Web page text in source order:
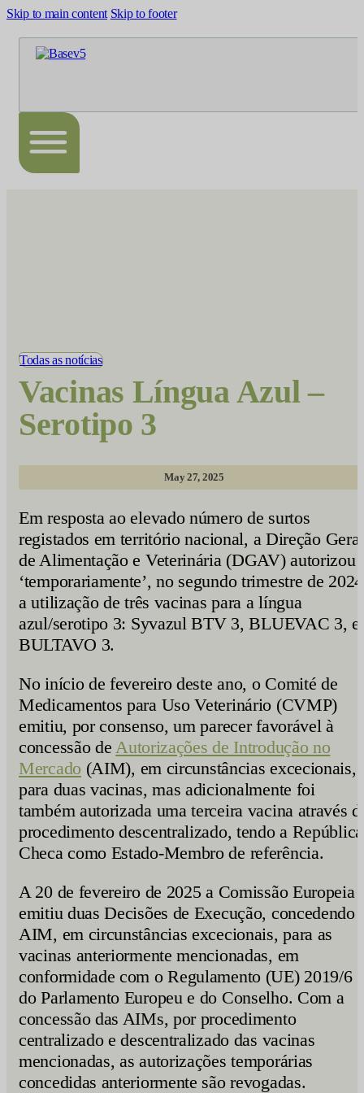
Skip to main content Skip to footer
Todas as notícias
Vacinas Língua Azul –
Serotipo 3
May 27, 2025
Em resposta ao elevado número de surtos
registados em território nacional, a Direção Geral
de Alimentação e Veterinária (DGAV) autorizou
‘temporariamente’, no segundo trimestre de
a utilização de três vacinas para a língua
azul/serotipo 3: Syvazul BTV 3, BLUEVAC 3, e
BULTAVO 3.
No início de fevereiro deste ano, o Comité de
Medicamentos para Uso Veterinário (CVMP)
emitiu, por consenso, um parecer favorável à
concessão deAutorizações de Introdução no
Mercado (AIM), em circunstâncias excecionais,
para duas vacinas, mas adicionalmente foi
também autorizada uma terceira vacina através
procedimento descentralizado, tendo a República
Checa como Estado-Membro de referência.
A 20 de fevereiro de 2025 a Comissão Europeia
emitiu duas Decisões de Execução, concedendo
AIM, em circunstâncias excecionais, para as
vacinas anteriormente mencionadas, em
conformidade com o Regulamento (UE) 2019/6
do Parlamento Europeu e do Conselho. Com a
concessão das AIMs, por procedimento
centralizado e descentralizado das vacinas
mencionadas, as autorizações temporárias
concedidas anteriormente são revogadas.